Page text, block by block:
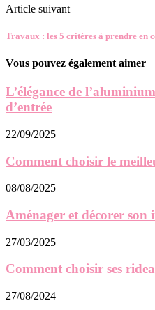
Article suivant
Travaux : les 5 critères à prendre en
Vous pouvez également aimer
L’élégance de
d’entrée
22/09/2025
Comment choisir le
08/08/2025
Aménager et décorer son
27/03/2025
Comment choisir ses
27/08/2024